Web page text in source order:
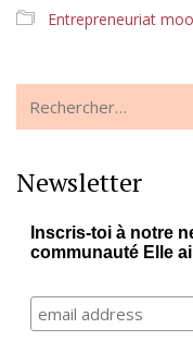
Entrepreneuriat
for:
Newsletter
Inscris-toi à notre
communauté Elle